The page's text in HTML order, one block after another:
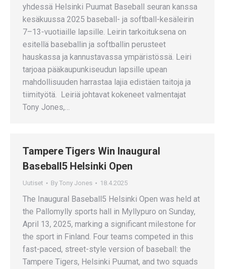
yhdessä Helsinki Puumat Baseball seuran kanssa
kesäkuussa 2025 baseball- ja softball-kesäleirin
7–13-vuotiaille lapsille. Leirin tarkoituksena on
esitellä baseballin ja softballin perusteet
hauskassa ja kannustavassa ympäristössä. Leiri
tarjoaa pääkaupunkiseudun lapsille upean
mahdollisuuden harrastaa lajia edistäen taitoja ja
tiimityötä. Leiriä johtavat kokeneet valmentajat
Tony Jones,…
Tampere Tigers Win Inaugural
Baseball5 Helsinki Open
Uutiset By Tony Jones 18.4.2025
The Inaugural Baseball5 Helsinki Open was held at
the Pallomylly sports hall in Myllypuro on Sunday,
April 13, 2025, marking a significant milestone for
the sport in Finland. Four teams competed in this
fast-paced, street-style version of baseball: the
Tampere Tigers, Helsinki Puumat, and two squads